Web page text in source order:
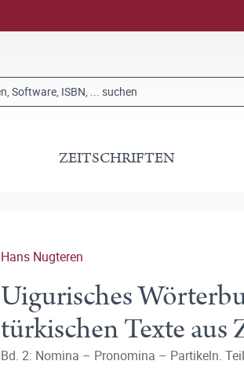
ZEITSCHRIFTEN
Hans Nugteren
Uigurisches
türkischen Texte aus
Bd. 2: Nomina – Pronomina – Partikeln.